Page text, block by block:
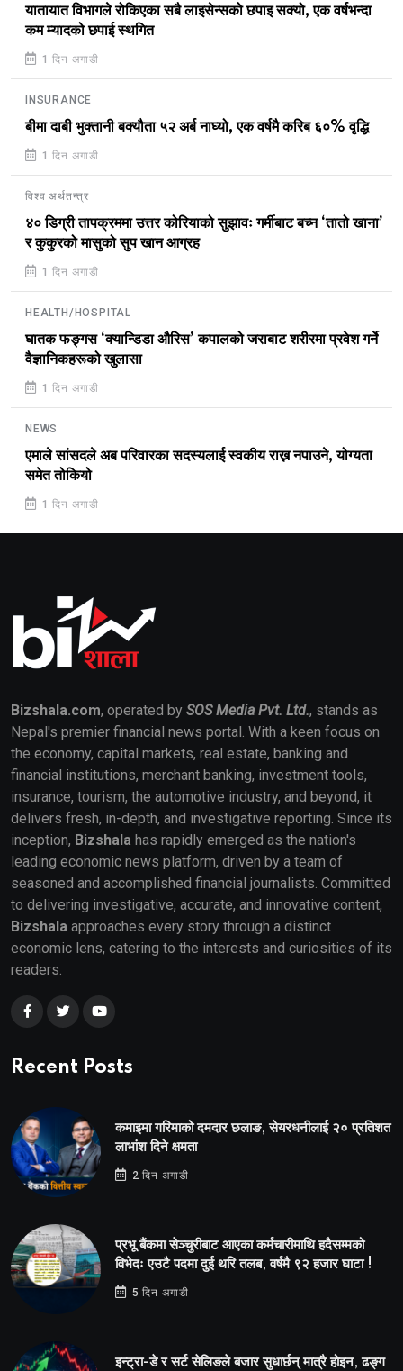
यातायात विभागले रोकिएका सबै लाइसेन्सको छपाइ सक्यो, एक वर्षभन्दा
कम म्यादको छपाई स्थगित
1 दिन अगाडी
INSURANCE
बीमा दाबी भुक्तानी बक्यौता ५२ अर्ब नाघ्यो, एक वर्षमै करिब ६०% वृद्धि
1 दिन अगाडी
विश्व अर्थतन्त्र
४० डिग्री तापक्रममा उत्तर कोरियाको सुझावः गर्मीबाट बच्न ‘तातो खाना’
र कुकुरको मासुको सुप खान आग्रह
1 दिन अगाडी
HEALTH/HOSPITAL
घातक फङ्गस ‘क्यान्डिडा औरिस’ कपालको जराबाट शरीरमा प्रवेश गर्ने
वैज्ञानिकहरूको खुलासा
1 दिन अगाडी
NEWS
एमाले सांसदले अब परिवारका सदस्यलाई स्वकीय राख्न नपाउने, योग्यता
समेत तोकियो
1 दिन अगाडी
Bizshala.com, operated by SOS Media Pvt. Ltd., stands as
Nepal's premier financial news portal. With a keen focus on
the economy, capital markets, real estate, banking and
financial institutions, merchant banking, investment tools,
insurance, tourism, the automotive industry, and beyond, it
delivers fresh, in-depth, and investigative reporting. Since its
inception, Bizshala has rapidly emerged as the nation's
leading economic news platform, driven by a team of
seasoned and accomplished financial journalists. Committed
to delivering investigative, accurate, and innovative content,
Bizshala approaches every story through a distinct
economic lens, catering to the interests and curiosities of its
readers.
Recent Posts
कमाइमा गरिमाको दमदार छलाङ, सेयरधनीलाई २० प्रतिशत
लाभांश दिने क्षमता
2 दिन अगाडी
प्रभू बैंकमा सेञ्चुरीबाट आएका कर्मचारीमाथि हदैसम्मको
विभेदः एउटै पदमा दुई थरि तलब, वर्षमै ९२ हजार घाटा !
5 दिन अगाडी
इन्ट्रा-डे र सर्ट सेलिङले बजार सुधार्छन् मात्रै होइन, ढङ्ग